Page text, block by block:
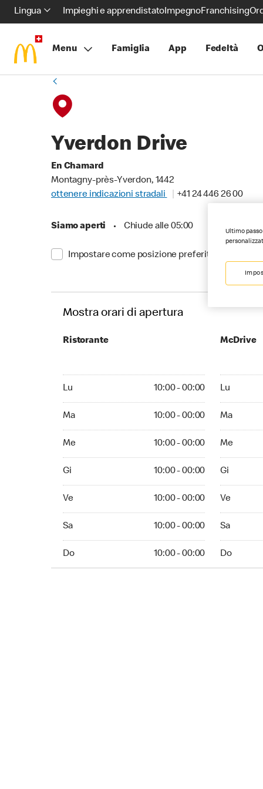
Lingua Impieghi e apprendistatoImpegnoFranchising
Menu Famiglia App Fedeltà
Yverdon Drive
En Chamard
Montagny-près-Yverdon, 1442
ottenere indicazioni stradali
+41 24 446 26 00
Siamo aperti • Chiude alle 05:00
Impostare come posizione preferita
Mostra orari di apertura
Ristorante
Lu 10:00 - 00:00
Ma 10:00 - 00:00
Me 10:00 - 00:00
Gi 10:00 - 00:00
Ve 10:00 - 00:00
Sa 10:00 - 00:00
Do 10:00 - 00:00
McDrive
Lu
Ma
Me
Gi
Ve
Sa
Do
Ultimo